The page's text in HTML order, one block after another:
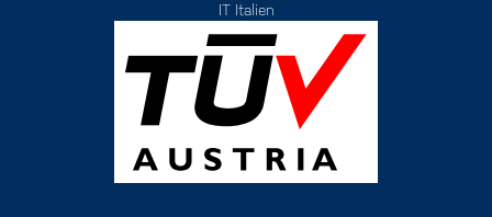
IT Italien